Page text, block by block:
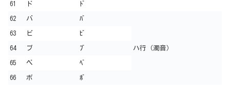
61 ド ﾄﾞ
62 バ ﾊﾞ
ハ行（濁音）
63 ビ ﾋﾞ
64 ブ ﾌﾞ
65 ベ ﾍﾞ
66 ボ ﾎﾞ